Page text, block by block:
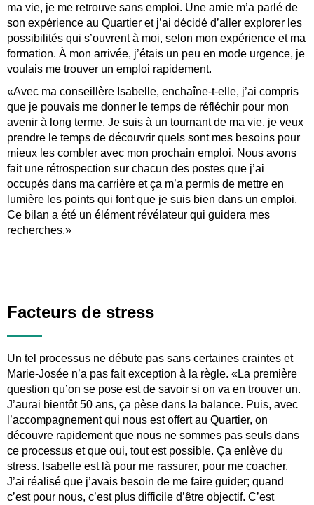
ma vie, je me retrouve sans emploi. Une amie m’a parlé de
son expérience au Quartier et j’ai décidé d’aller explorer les
possibilités qui s’ouvrent à moi, selon mon expérience et ma
formation. À mon arrivée, j’étais un peu en mode urgence, je
voulais me trouver un emploi rapidement.
«Avec ma conseillère Isabelle, enchaîne-t-elle, j’ai compris
que je pouvais me donner le temps de réfléchir pour mon
avenir à long terme. Je suis à un tournant de ma vie, je veux
prendre le temps de découvrir quels sont mes besoins pour
mieux les combler avec mon prochain emploi. Nous avons
fait une rétrospection sur chacun des postes que j’ai
occupés dans ma carrière et ça m’a permis de mettre en
lumière les points qui font que je suis bien dans un emploi.
Ce bilan a été un élément révélateur qui guidera mes
recherches.»
Facteurs de stress
Un tel processus ne débute pas sans certaines craintes et
Marie-Josée n’a pas fait exception à la règle. «La première
question qu’on se pose est de savoir si on va en trouver un.
J’aurai bientôt 50 ans, ça pèse dans la balance. Puis, avec
l’accompagnement qui nous est offert au Quartier, on
découvre rapidement que nous ne sommes pas seuls dans
ce processus et que oui, tout est possible. Ça enlève du
stress. Isabelle est là pour me rassurer, pour me coacher.
J’ai réalisé que j’avais besoin de me faire guider; quand
c’est pour nous, c’est plus difficile d’être objectif. C’est